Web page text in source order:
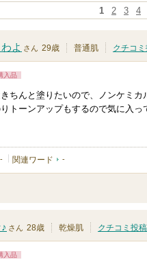
1 2 3 4
よ さん 29歳 普通肌 クチコ
入品
ちんと塗りたいので、ノンケミ
トーンアップもするので気に入っ
- 関連ワード -
さん 28歳 乾燥肌 クチコミ投稿
入品